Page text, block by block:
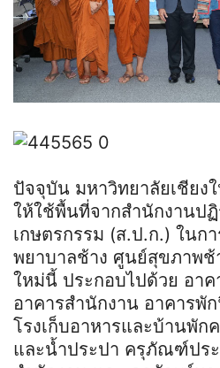
ปัจจุบัน มหาวิทยาลัยเชียง
ให้ใช้พื้นที่จากสำนักงานป
เกษตรกรรม (ส.ป.ก.) ในก
พยาบาลช้าง ศูนย์สุขภาพช้
ใหม่นี้ ประกอบไปด้วย อาค
อาคารสำนักงาน อาคารพั
โรงเก็บอาหารและบ้านพั
และน้ำประปา ครุภัณฑ์ปร